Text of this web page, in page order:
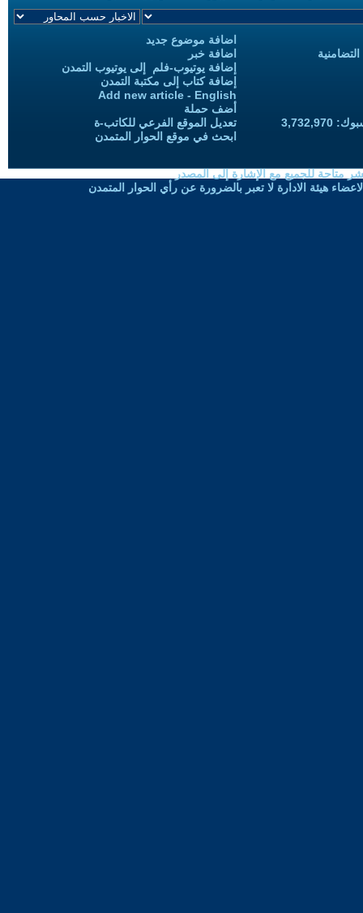
اضافة موضوع جديد
اضافة خبر
إضافة يوتيوب-فلم إلى يوتيوب التمدن
إضافة كتاب إلى مكتبة التمدن
Add new article - English
أضف حملة
تعديل الموقع الفرعي للكاتب-ة
ابحث في موقع الحوار المتمدن
متاحة للجميع مع الإشارة إلى المصدر
هيئة الادارة لا تعبر بالضرورة عن رأي الحوار المتمدن